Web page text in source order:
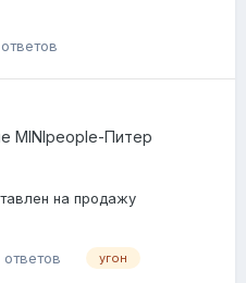
MINIpeople-Питер
на продажу
ответов угон